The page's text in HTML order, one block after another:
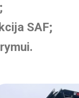
SAF;